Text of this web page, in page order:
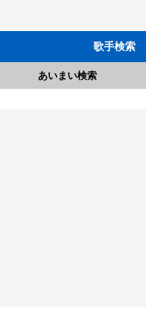
歌手検索
あいまい検索